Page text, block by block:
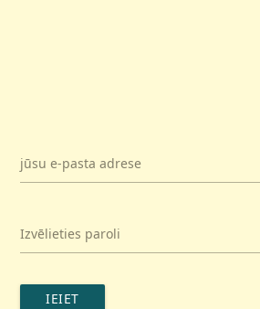
jūsu e-pasta adrese
Izvēlieties paroli
IEIET